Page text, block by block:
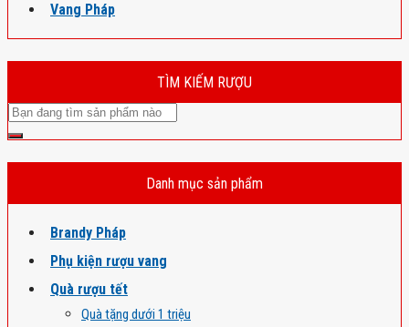
Vang Pháp
TÌM KIẾM RƯỢU
Danh mục sản phẩm
Brandy Pháp
Phụ kiện rượu vang
Quà rượu tết
Quà tặng dưới 1 triệu